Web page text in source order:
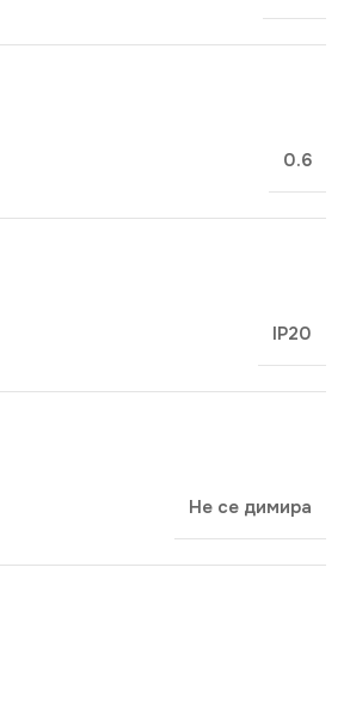
0.6
IP20
Не се димира